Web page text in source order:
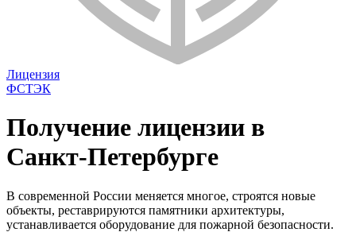
Лицензия
ФСТЭК
Получение лицензии в
Санкт-Петербурге
В современной России меняется многое, строятся новые
объекты, реставрируются памятники архитектуры,
устанавливается оборудование для пожарной безопасности.